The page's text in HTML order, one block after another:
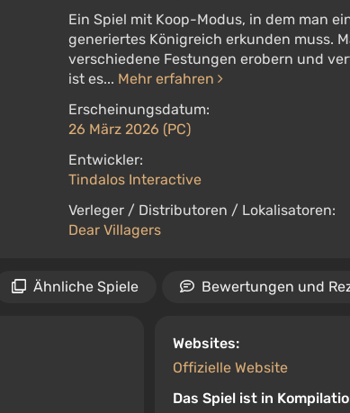
Ein Spiel mit Koop-Modus, in dem man
generiertes Königreich erkunden muss.
verschiedene Festungen erobern und
ist es... Mehr erfahren
Erscheinungsdatum:
26 März 2026 (PC)
Entwickler:
Tindalos Interactive
Verleger / Distributoren / Lokalisatoren:
Dear Villagers
Ähnliche Spiele Bewertungen und
Websites:
Offizielle Website
Das Spiel ist in